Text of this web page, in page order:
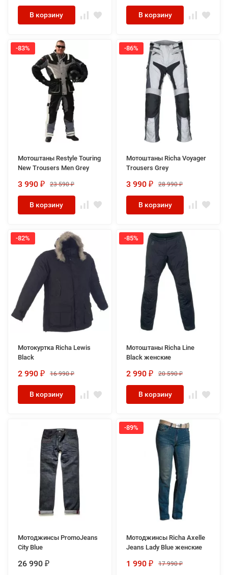
В корзину В корзину
-83%
Мотоштаны Restyle Touring
New Trousers Men Grey
3 990 ₽ 23 590 ₽
В корзину
-86%
Мотоштаны Richa Voyager
Trousers Grey
3 990 ₽ 28 990 ₽
В корзину
-82%
Мотокуртка Richa Lewis
Black
2 990 ₽ 16 990 ₽
В корзину
-85%
Мотоштаны Richa Line
Black женские
2 990 ₽ 20 590 ₽
В корзину
Мотоджинсы PromoJeans
City Blue
26 990 ₽
-89%
Мотоджинсы Richa Axelle
Jeans Lady Blue женские
1 990 ₽ 17 990 ₽